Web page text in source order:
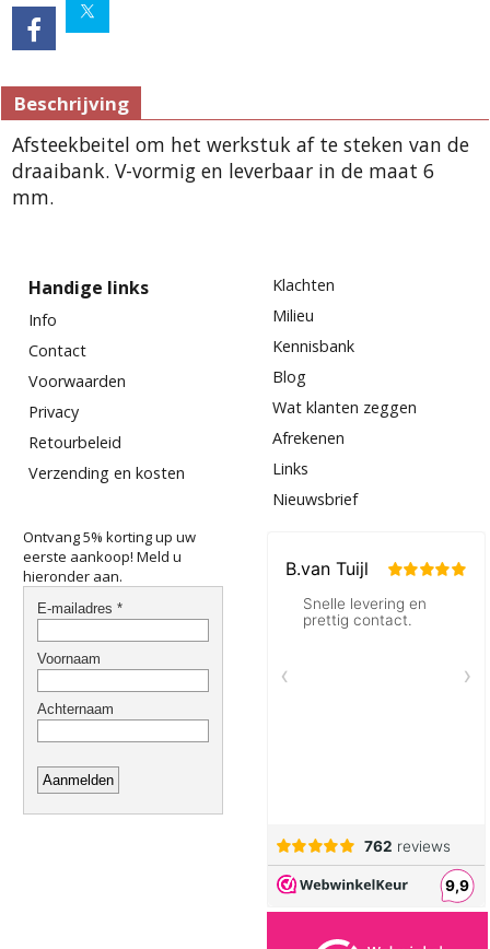
Beschrijving
Afsteekbeitel om het werkstuk af te steken van de
draaibank. V-vormig en leverbaar in de maat 6
mm.
Handige links
Info
Contact
Voorwaarden
Privacy
Retourbeleid
Verzending en kosten
Klachten
Milieu
Kennisbank
Blog
Wat klanten zeggen
Afrekenen
Links
Nieuwsbrief
Ontvang 5% korting up uw
eerste aankoop! Meld u
hieronder aan.